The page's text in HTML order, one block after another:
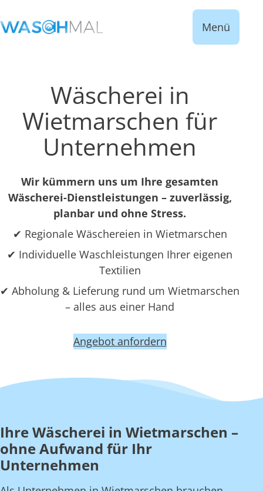
Menü
Wäscherei in
Wietmarschen für
Unternehmen
Wir kümmern uns um Ihre gesamten
Wäscherei-Dienstleistungen – zuverlässig,
planbar und ohne Stress.
✔ Regionale Wäschereien in Wietmarschen
✔ Individuelle Waschleistungen Ihrer eigenen
Textilien
✔ Abholung & Lieferung rund um Wietmarschen
– alles aus einer Hand
Angebot anfordern
Ihre Wäscherei in Wietmarschen –
ohne Aufwand für Ihr
Unternehmen